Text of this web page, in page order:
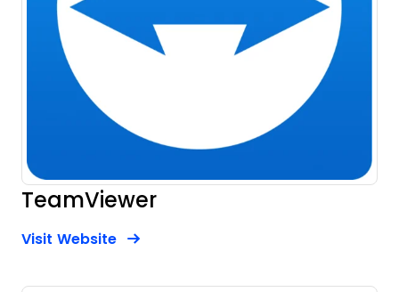
TeamViewer
Visit WebsiteOpens New Window